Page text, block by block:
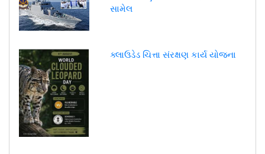
સામેલ
ક્લાઉડેડ ચિત્તા સંરક્ષણ કાર્ય યોજના